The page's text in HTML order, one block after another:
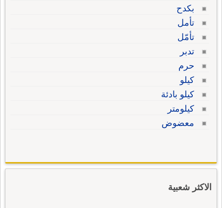
بكدح
تأمل
تأمّل
تدبر
حرم
كيلو
كيلو بادئة
كيلومتر
معضوض
الاكثر شعبية